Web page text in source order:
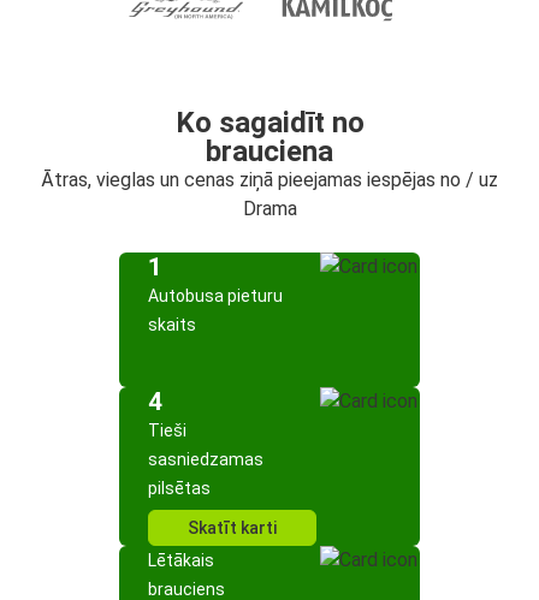
Ko sagaidīt no
brauciena
Ātras, vieglas un cenas ziņā pieejamas iespējas no / uz
Drama
1
Autobusa pieturu
skaits
4
Tieši
sasniedzamas
pilsētas
Skatīt karti
Lētākais
brauciens